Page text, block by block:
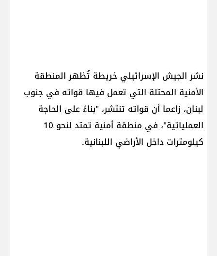
نشر ​الجيش الإسرائيلي​ خريطة تُظهر المنطقة
الأمنية المحتلة التي تعمل فيها قواته في جنوب
لبنان، زاعما أن قواته تنتشر، "بناءً على الحاجة
العملياتية"، في منطقة أمنية تمتد لنحو 10
كيلومترات داخل الأراضي اللبنانية.